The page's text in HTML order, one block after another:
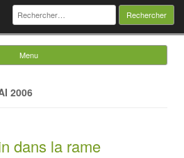
Rechercher :
Menu
2006
dans la rame